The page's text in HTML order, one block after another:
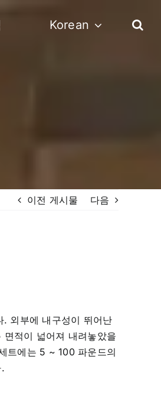
Korean
이전 게시물 다음
외부에 내구성이 뛰어난
적이 넓어져 내려놓았을
트에는 5 ~ 100 파운드의